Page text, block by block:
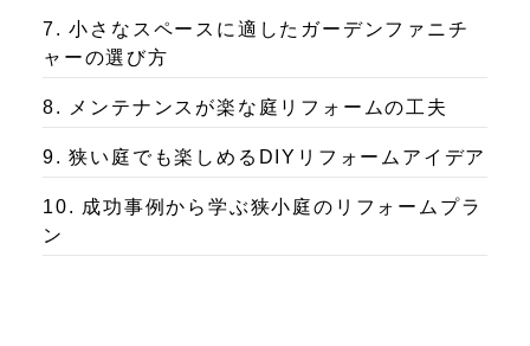
7. 小さなスペースに適したガーデンファニチ
ャーの選び方
8. メンテナンスが楽な庭リフォームの工夫
9. 狭い庭でも楽しめるDIYリフォームアイデア
10. 成功事例から学ぶ狭小庭のリフォームプラ
ン